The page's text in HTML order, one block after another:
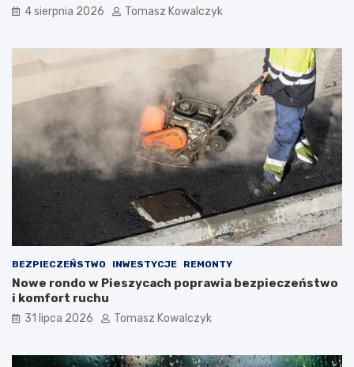
4 sierpnia 2026 Tomasz Kowalczyk
BEZPIECZEŃSTWO INWESTYCJE REMONTY
Nowe rondo w Pieszycach poprawia bezpieczeństwo
i komfort ruchu
31 lipca 2026 Tomasz Kowalczyk